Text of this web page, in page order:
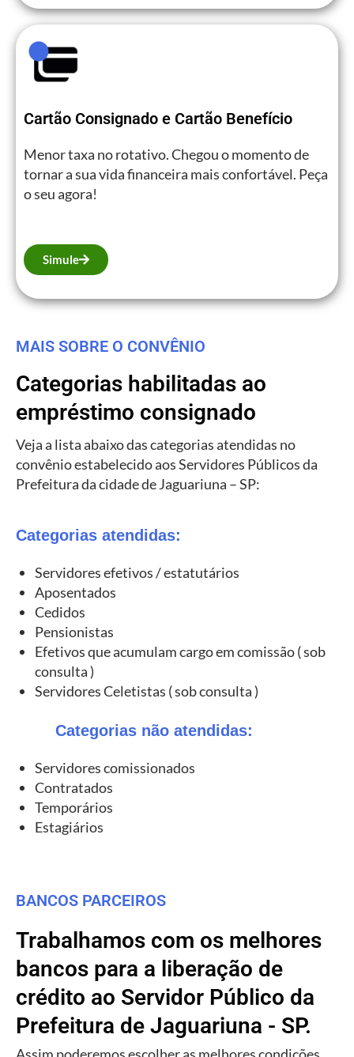
Cartão Consignado e Cartão Benefício
Menor taxa no rotativo. Chegou o momento de
tornar a sua vida financeira mais confortável. Peça
o seu agora!
Simule
MAIS SOBRE O CONVÊNIO
Categorias habilitadas ao
empréstimo consignado
Veja a lista abaixo das categorias atendidas no
convênio estabelecido aos Servidores Públicos da
Prefeitura da cidade de Jaguariuna – SP:
Categorias atendidas:
Servidores efetivos / estatutários
Aposentados
Cedidos
Pensionistas
Efetivos que acumulam cargo em comissão ( sob
consulta )
Servidores Celetistas ( sob consulta )
Categorias não atendidas:
Servidores comissionados
Contratados
Temporários
Estagiários
BANCOS PARCEIROS
Trabalhamos com os melhores
bancos para a liberação de
crédito ao Servidor Público da
Prefeitura de Jaguariuna - SP.